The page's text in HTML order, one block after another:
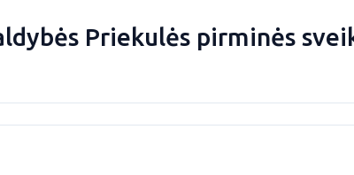
Priekulės pirminės